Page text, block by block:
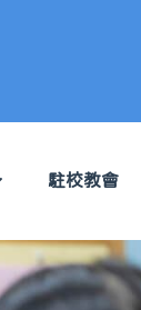
駐校教會